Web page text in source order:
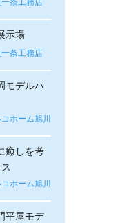
示場
一条工務店
モデルハ
ホーム旭川
癒しを考
ホーム旭川
平屋モデ